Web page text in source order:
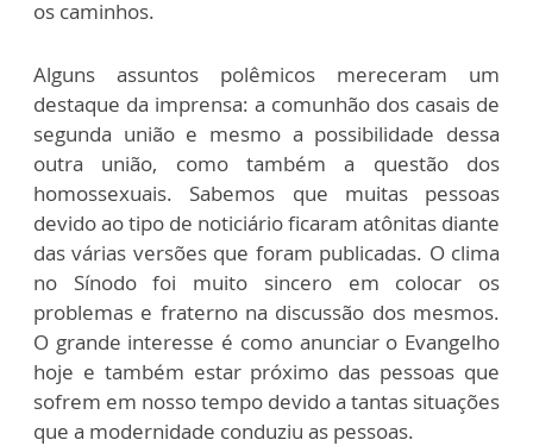
os caminhos.
Alguns assuntos polêmicos mereceram um
destaque da imprensa: a comunhão dos casais de
segunda união e mesmo a possibilidade dessa
outra união, como também a questão dos
homossexuais. Sabemos que muitas pessoas
devido ao tipo de noticiário ficaram atônitas diante
das várias versões que foram publicadas. O clima
no Sínodo foi muito sincero em colocar os
problemas e fraterno na discussão dos mesmos.
O grande interesse é como anunciar o Evangelho
hoje e também estar próximo das pessoas que
sofrem em nosso tempo devido a tantas situações
que a modernidade conduziu as pessoas.